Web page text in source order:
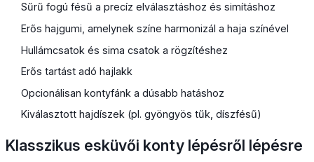
Sűrű fogú fésű a precíz elválasztáshoz és simításhoz
Erős hajgumi, amelynek színe harmonizál a haja színével
Hullámcsatok és sima csatok a rögzítéshez
Erős tartást adó hajlakk
Opcionálisan kontyfánk a dúsabb hatáshoz
Kiválasztott hajdíszek (pl. gyöngyös tűk, díszfésű)
Klasszikus esküvői konty lépésről lépésre